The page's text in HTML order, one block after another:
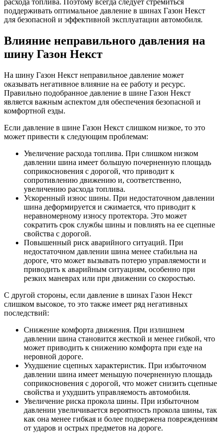
расхода топлива. Поэтому всегда следует стремиться
поддерживать оптимальное давление в шинах Газон Некст
для безопасной и эффективной эксплуатации автомобиля.
Влияние неправильного давления на
шину Газон Некст
На шину Газон Некст неправильное давление может
оказывать негативное влияние на ее работу и ресурс.
Правильно подобранное давление в шине Газон Некст
является важным аспектом для обеспечения безопасной и
комфортной езды.
Если давление в шине Газон Некст слишком низкое, то это
может привести к следующим проблемам:
Увеличение расхода топлива. При слишком низком
давлении шина имеет большую почерненную площадь
соприкосновения с дорогой, что приводит к
сопротивлению движению и, соответственно,
увеличению расхода топлива.
Ускоренный износ шины. При недостаточном давлении
шина деформируется и сжимается, что приводит к
неравномерному износу протектора. Это может
сократить срок службы шины и повлиять на ее сцепные
свойства с дорогой.
Повышенный риск аварийного ситуаций. При
недостаточном давлении шина менее стабильна на
дороге, что может вызывать потерю управляемости и
приводить к аварийным ситуациям, особенно при
резких маневрах или при движении со скоростью.
С другой стороны, если давление в шинах Газон Некст
слишком высокое, то это также имеет ряд негативных
последствий:
Снижение комфорта движения. При излишнем
давлении шина становится жесткой и менее гибкой, что
может приводить к снижению комфорта при езде на
неровной дороге.
Ухудшение сцепных характеристик. При избыточном
давлении шина имеет меньшую почерненную площадь
соприкосновения с дорогой, что может снизить сцепные
свойства и ухудшить управляемость автомобиля.
Увеличение риска прокола шины. При избыточном
давлении увеличивается вероятность прокола шины, так
как она менее гибкая и более подвержена повреждениям
от ударов и острых предметов на дороге.